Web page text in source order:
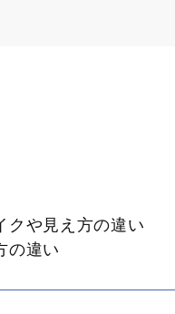
クや見え方の違い
の違い